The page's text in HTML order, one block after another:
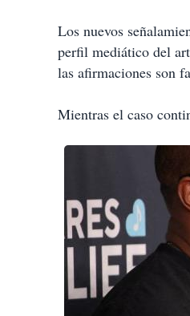
Los nuevos
perfil mediático del
las afirmaciones son
Mientras el caso